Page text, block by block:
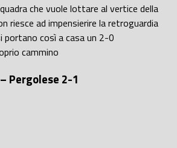
che vuole lottare al vertice della
riesce ad impensierire la retroguardia
portano così a casa un 2-0
cammino
Pergolese 2-1